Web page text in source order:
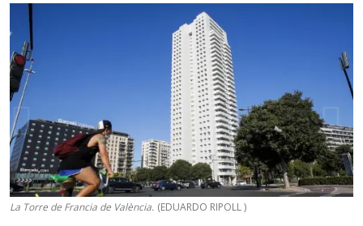
La Torre de Francia de València. (EDUARDO RIPOLL )